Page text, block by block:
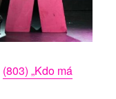
(803) „Kdo má